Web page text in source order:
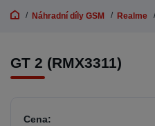
Náhradní díly GSM Realme
GT 2 (RMX3311)
Cena: